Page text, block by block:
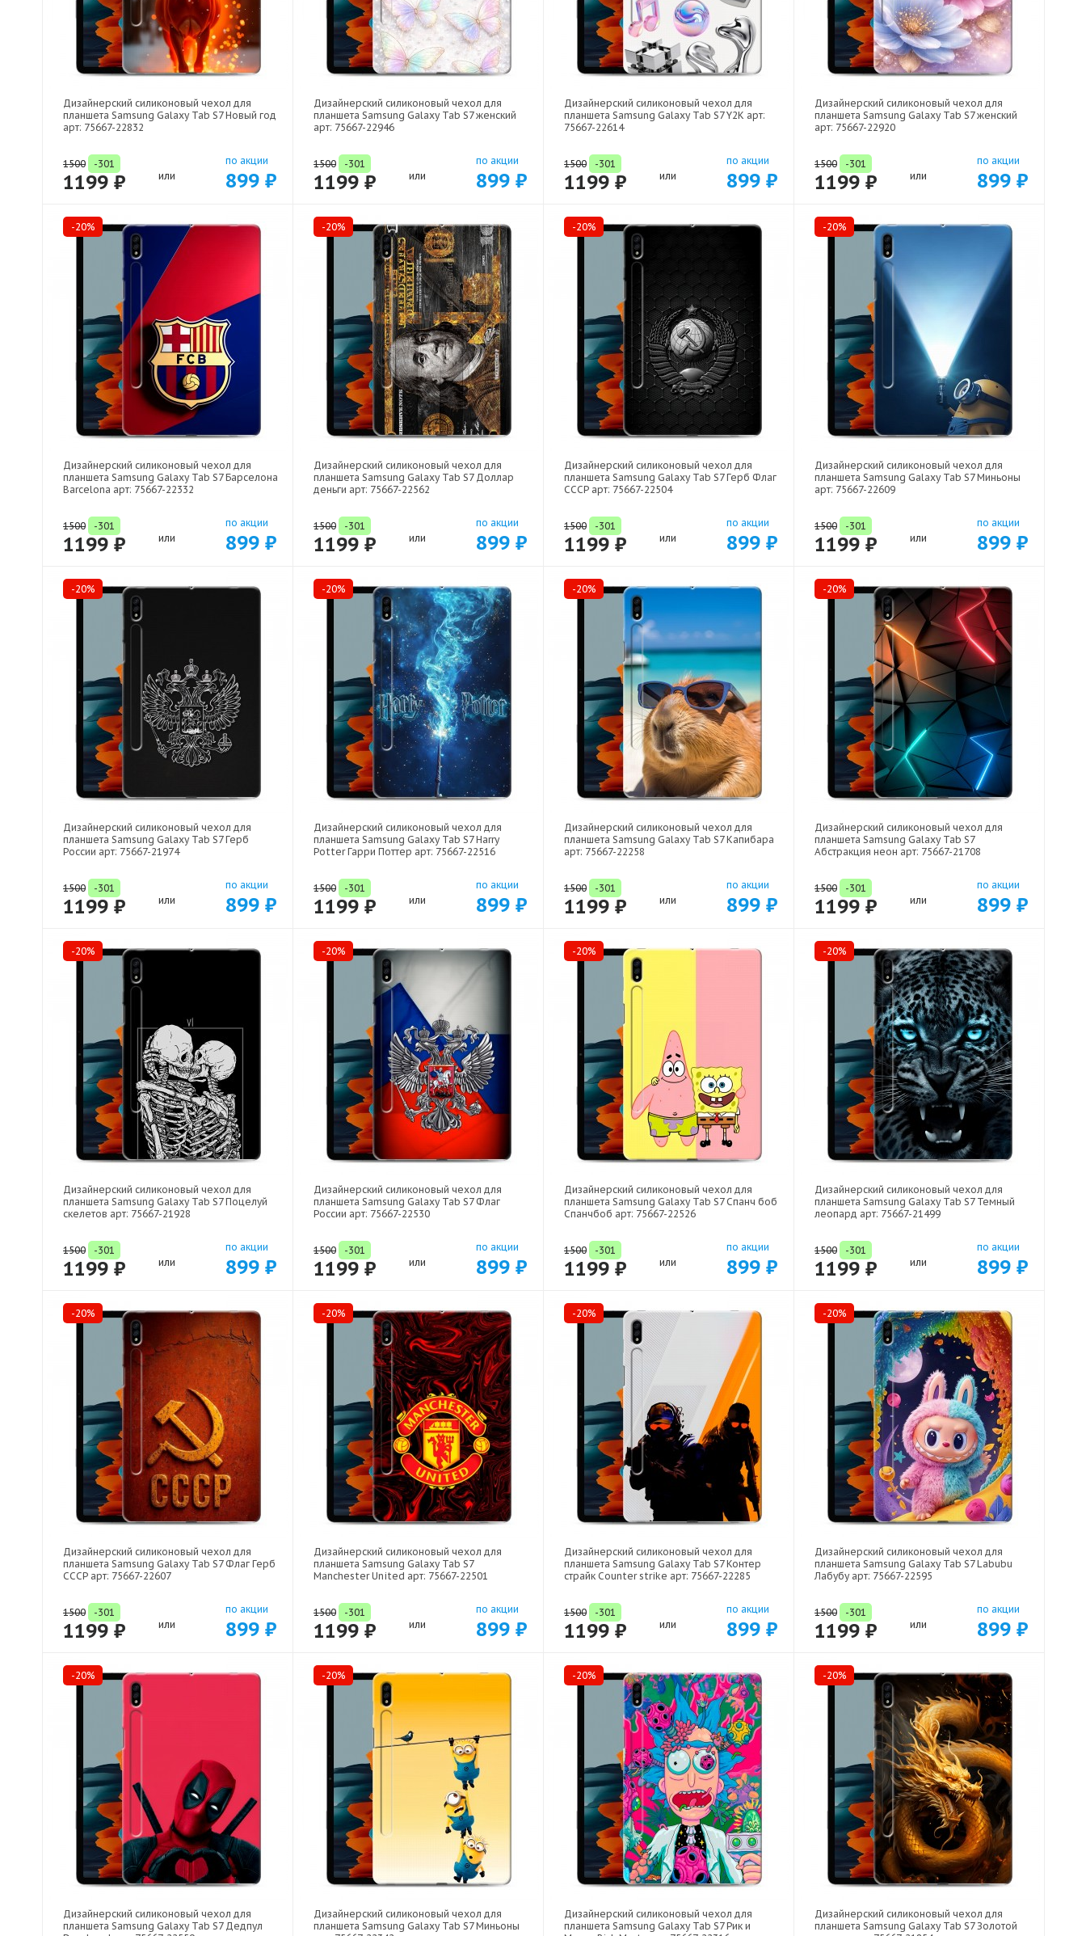
Дизайнерский силиконовый чехол для
планшета Samsung Galaxy Tab S7 Новый год
арт: 75667-22832
1500 -301
1199 ₽ или
по акции
899 ₽
Дизайнерский силиконовый чехол для
планшета Samsung Galaxy Tab S7 женский
арт: 75667-22946
1500 -301
1199 ₽ или
по акции
899 ₽
Дизайнерский силиконовый чехол для
планшета Samsung Galaxy Tab S7 Y2K арт:
75667-22614
1500 -301
1199 ₽ или
по акции
899 ₽
Дизайнерский силиконовый чехол для
планшета Samsung Galaxy Tab S7 женский
арт: 75667-22920
1500 -301
1199 ₽ или
по акции
899 ₽
-20%
Дизайнерский силиконовый чехол для
планшета Samsung Galaxy Tab S7 Барселона
Barcelona арт: 75667-22332
1500 -301
1199 ₽ или
по акции
899 ₽
-20%
Дизайнерский силиконовый чехол для
планшета Samsung Galaxy Tab S7 Доллар
деньги арт: 75667-22562
1500 -301
1199 ₽ или
по акции
899 ₽
-20%
Дизайнерский силиконовый чехол для
планшета Samsung Galaxy Tab S7 Герб Флаг
СССР арт: 75667-22504
1500 -301
1199 ₽ или
по акции
899 ₽
-20%
Дизайнерский силиконовый чехол для
планшета Samsung Galaxy Tab S7 Миньоны
арт: 75667-22609
1500 -301
1199 ₽ или
по акции
899 ₽
-20%
Дизайнерский силиконовый чехол для
планшета Samsung Galaxy Tab S7 Герб
России арт: 75667-21974
1500 -301
1199 ₽ или
по акции
899 ₽
-20%
Дизайнерский силиконовый чехол для
планшета Samsung Galaxy Tab S7 Harry
Potter Гарри Поттер арт: 75667-22516
1500 -301
1199 ₽ или
по акции
899 ₽
-20%
Дизайнерский силиконовый чехол для
планшета Samsung Galaxy Tab S7 Капибара
арт: 75667-22258
1500 -301
1199 ₽ или
по акции
899 ₽
-20%
Дизайнерский силиконовый чехол для
планшета Samsung Galaxy Tab S7
Абстракция неон арт: 75667-21708
1500 -301
1199 ₽ или
по акции
899 ₽
-20%
Дизайнерский силиконовый чехол для
планшета Samsung Galaxy Tab S7 Поцелуй
скелетов арт: 75667-21928
1500 -301
1199 ₽ или
по акции
899 ₽
-20%
Дизайнерский силиконовый чехол для
планшета Samsung Galaxy Tab S7 Флаг
России арт: 75667-22530
1500 -301
1199 ₽ или
по акции
899 ₽
-20%
Дизайнерский силиконовый чехол для
планшета Samsung Galaxy Tab S7 Спанч боб
Спанчбоб арт: 75667-22526
1500 -301
1199 ₽ или
по акции
899 ₽
-20%
Дизайнерский силиконовый чехол для
планшета Samsung Galaxy Tab S7 Темный
леопард арт: 75667-21499
1500 -301
1199 ₽ или
по акции
899 ₽
-20%
Дизайнерский силиконовый чехол для
планшета Samsung Galaxy Tab S7 Флаг Герб
СССР арт: 75667-22607
1500 -301
1199 ₽ или
по акции
899 ₽
-20%
Дизайнерский силиконовый чехол для
планшета Samsung Galaxy Tab S7
Manchester United арт: 75667-22501
1500 -301
1199 ₽ или
по акции
899 ₽
-20%
Дизайнерский силиконовый чехол для
планшета Samsung Galaxy Tab S7 Контер
страйк Counter strike арт: 75667-22285
1500 -301
1199 ₽ или
по акции
899 ₽
-20%
Дизайнерский силиконовый чехол для
планшета Samsung Galaxy Tab S7 Labubu
Лабубу арт: 75667-22595
1500 -301
1199 ₽ или
по акции
899 ₽
-20%
Дизайнерский силиконовый чехол для
планшета Samsung Galaxy Tab S7 Дедпул
-20%
Дизайнерский силиконовый чехол для
планшета Samsung Galaxy Tab S7 Миньоны
-20%
Дизайнерский силиконовый чехол для
планшета Samsung Galaxy Tab S7 Рик и
-20%
Дизайнерский силиконовый чехол для
планшета Samsung Galaxy Tab S7 Золотой